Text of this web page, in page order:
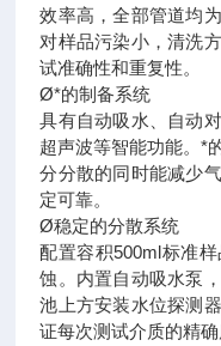
效率高，全部管道均
对样品污染小，清洗
试准确性和重复性。
Ø*的制备系统
具有自动吸水、自动
超声波等智能功能。*
分分散的同时能减少
定可靠。
Ø稳定的分散系统
配置容积500ml标准
蚀。内置自动吸水泵
池上方安装水位探测
证每次测试介质的精